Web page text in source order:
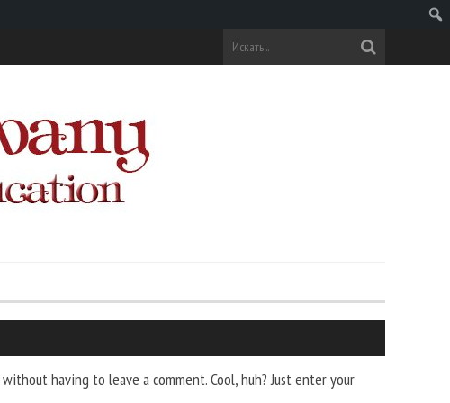
without having to leave a comment. Cool, huh? Just enter your